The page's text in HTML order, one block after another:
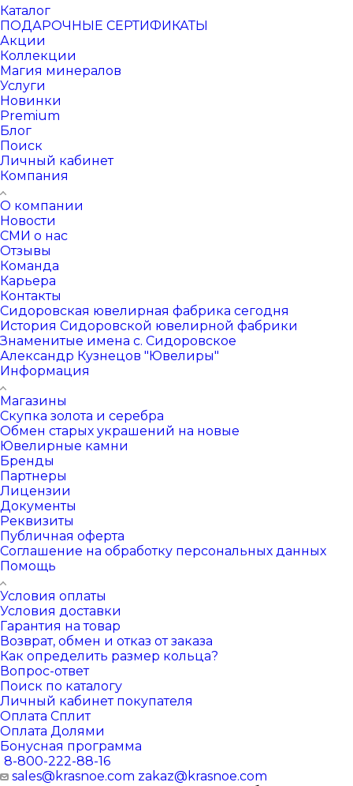
Каталог
ПОДАРОЧНЫЕ СЕРТИФИКАТЫ
Акции
Коллекции
Магия минералов
Услуги
Новинки
Premium
Блог
Поиск
Личный кабинет
Компания
О компании
Новости
СМИ о нас
Отзывы
Команда
Карьера
Контакты
Сидоровская ювелирная фабрика сегодня
История Сидоровской ювелирной фабрики
Знаменитые имена с. Сидоровское
Александр Кузнецов "Ювелиры"
Информация
Магазины
Скупка золота и серебра
Обмен старых украшений на новые
Ювелирные камни
Бренды
Партнеры
Лицензии
Документы
Реквизиты
Публичная оферта
Соглашение на обработку персональных данных
Помощь
Условия оплаты
Условия доставки
Гарантия на товар
Возврат, обмен и отказ от заказа
Как определить размер кольца?
Вопрос-ответ
Поиск по каталогу
Личный кабинет покупателя
Оплата Сплит
Оплата Долями
Бонусная программа
8-800-222-88-16
sales@krasnoe.com zakaz@krasnoe.com